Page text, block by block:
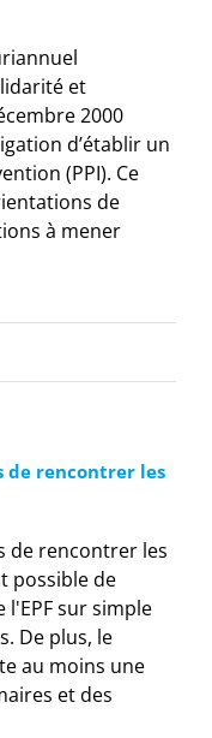
et
2000
d’établir un
(PPI). Ce
de
à mener
de rencontrer les
de rencontrer les
possible de
sur simple
De plus, le
au moins une
et des